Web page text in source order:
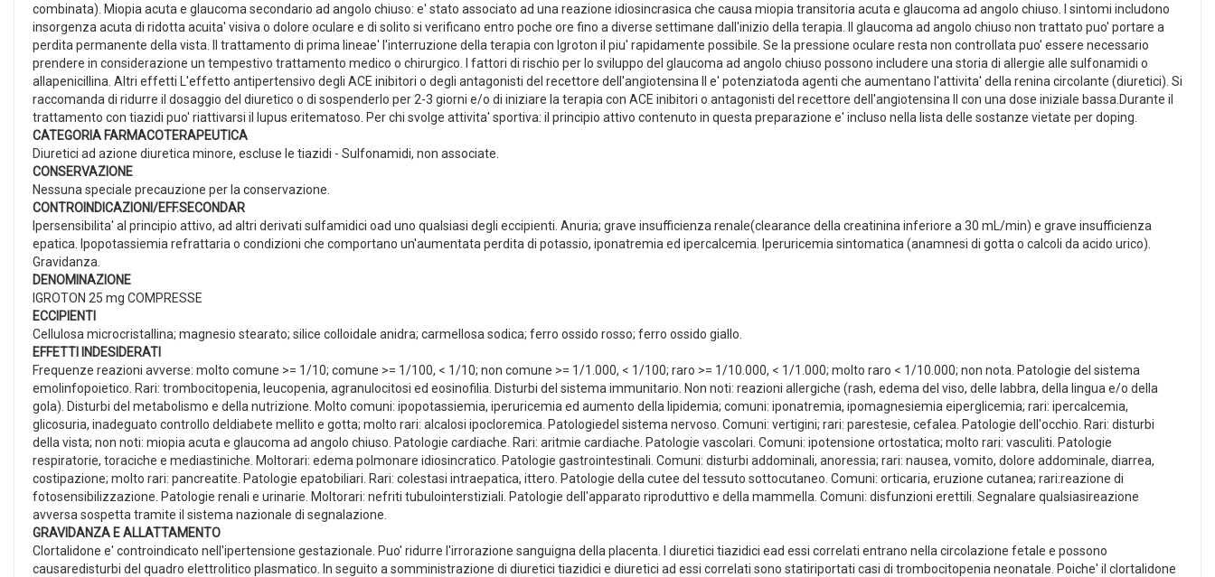
combinata). Miopia acuta e glaucoma secondario ad angolo chiuso: e' stato associato ad una reazione idiosincrasica che causa miopia transitoria acuta e glaucoma ad angolo chiuso. I sintomi includono
insorgenza acuta di ridotta acuita' visiva o dolore oculare e di solito si verificano entro poche ore fino a diverse settimane dall'inizio della terapia. Il glaucoma ad angolo chiuso non trattato puo' portare a
perdita permanente della vista. Il trattamento di prima lineae' l'interruzione della terapia con Igroton il piu' rapidamente possibile. Se la pressione oculare resta non controllata puo' essere necessario
prendere in considerazione un tempestivo trattamento medico o chirurgico. I fattori di rischio per lo sviluppo del glaucoma ad angolo chiuso possono includere una storia di allergie alle sulfonamidi o
allapenicillina. Altri effetti L'effetto antipertensivo degli ACE inibitori o degli antagonisti del recettore dell'angiotensina II e' potenziatoda agenti che aumentano l'attivita' della renina circolante (diuretici). Si
raccomanda di ridurre il dosaggio del diuretico o di sospenderlo per 2-3 giorni e/o di iniziare la terapia con ACE inibitori o antagonisti del recettore dell'angiotensina II con una dose iniziale bassa.Durante il
trattamento con tiazidi puo' riattivarsi il lupus eritematoso. Per chi svolge attivita' sportiva: il principio attivo contenuto in questa preparazione e' incluso nella lista delle sostanze vietate per doping.
CATEGORIA FARMACOTERAPEUTICA
Diuretici ad azione diuretica minore, escluse le tiazidi - Sulfonamidi, non associate.
CONSERVAZIONE
Nessuna speciale precauzione per la conservazione.
CONTROINDICAZIONI/EFF.SECONDAR
Ipersensibilita' al principio attivo, ad altri derivati sulfamidici oad uno qualsiasi degli eccipienti. Anuria; grave insufficienza renale(clearance della creatinina inferiore a 30 mL/min) e grave insufficienza
epatica. Ipopotassiemia refrattaria o condizioni che comportano un'aumentata perdita di potassio, iponatremia ed ipercalcemia. Iperuricemia sintomatica (anamnesi di gotta o calcoli da acido urico).
Gravidanza.
DENOMINAZIONE
IGROTON 25 mg COMPRESSE
ECCIPIENTI
Cellulosa microcristallina; magnesio stearato; silice colloidale anidra; carmellosa sodica; ferro ossido rosso; ferro ossido giallo.
EFFETTI INDESIDERATI
Frequenze reazioni avverse: molto comune >= 1/10; comune >= 1/100, < 1/10; non comune >= 1/1.000, < 1/100; raro >= 1/10.000, < 1/1.000; molto raro < 1/10.000; non nota. Patologie del sistema
emolinfopoietico. Rari: trombocitopenia, leucopenia, agranulocitosi ed eosinofilia. Disturbi del sistema immunitario. Non noti: reazioni allergiche (rash, edema del viso, delle labbra, della lingua e/o della
gola). Disturbi del metabolismo e della nutrizione. Molto comuni: ipopotassiemia, iperuricemia ed aumento della lipidemia; comuni: iponatremia, ipomagnesiemia eiperglicemia; rari: ipercalcemia,
glicosuria, inadeguato controllo deldiabete mellito e gotta; molto rari: alcalosi ipocloremica. Patologiedel sistema nervoso. Comuni: vertigini; rari: parestesie, cefalea. Patologie dell'occhio. Rari: disturbi
della vista; non noti: miopia acuta e glaucoma ad angolo chiuso. Patologie cardiache. Rari: aritmie cardiache. Patologie vascolari. Comuni: ipotensione ortostatica; molto rari: vasculiti. Patologie
respiratorie, toraciche e mediastiniche. Moltorari: edema polmonare idiosincratico. Patologie gastrointestinali. Comuni: disturbi addominali, anoressia; rari: nausea, vomito, dolore addominale, diarrea,
costipazione; molto rari: pancreatite. Patologie epatobiliari. Rari: colestasi intraepatica, ittero. Patologie della cutee del tessuto sottocutaneo. Comuni: orticaria, eruzione cutanea; rari:reazione di
fotosensibilizzazione. Patologie renali e urinarie. Moltorari: nefriti tubulointerstiziali. Patologie dell'apparato riproduttivo e della mammella. Comuni: disfunzioni erettili. Segnalare qualsiasireazione
avversa sospetta tramite il sistema nazionale di segnalazione.
GRAVIDANZA E ALLATTAMENTO
Clortalidone e' controindicato nell'ipertensione gestazionale. Puo' ridurre l'irrorazione sanguigna della placenta. I diuretici tiazidici ead essi correlati entrano nella circolazione fetale e possono
causaredisturbi del quadro elettrolitico plasmatico. In seguito a somministrazione di diuretici tiazidici e diuretici ad essi correlati sono statiriportati casi di trombocitopenia neonatale. Poiche' il clortalidone